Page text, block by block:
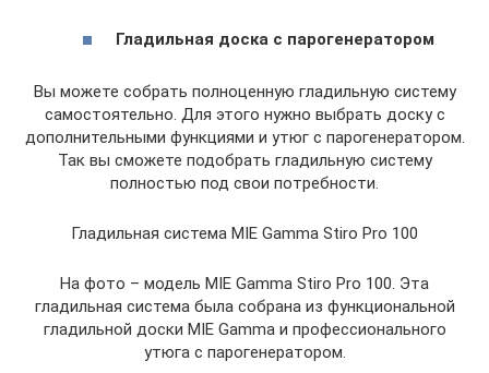
Гладильная доска с парогенератором
Вы можете собрать полноценную гладильную систему
самостоятельно. Для этого нужно выбрать доску с
дополнительными функциями и утюг с парогенератором.
Так вы сможете подобрать гладильную систему
полностью под свои потребности.
Гладильная система MIE Gamma Stiro Pro 100
На фото – модель MIE Gamma Stiro Pro 100. Эта
гладильная система была собрана из функциональной
гладильной доски MIE Gamma и профессионального
утюга с парогенератором.